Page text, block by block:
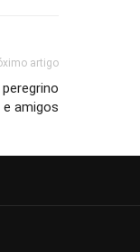
artigo
amigos